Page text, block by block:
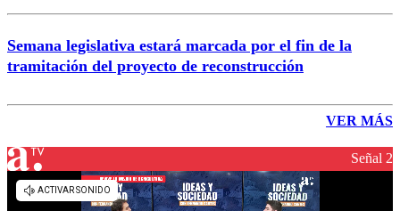
Semana legislativa estará marcada por el fin de la
tramitación del proyecto de reconstrucción
VER MÁS
Señal 2